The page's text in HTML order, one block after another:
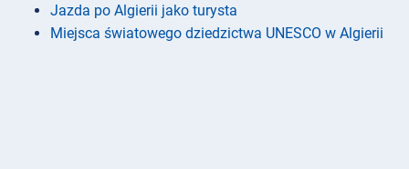
Jazda po Algierii jako turysta
Miejsca światowego dziedzictwa UNESCO w Algierii